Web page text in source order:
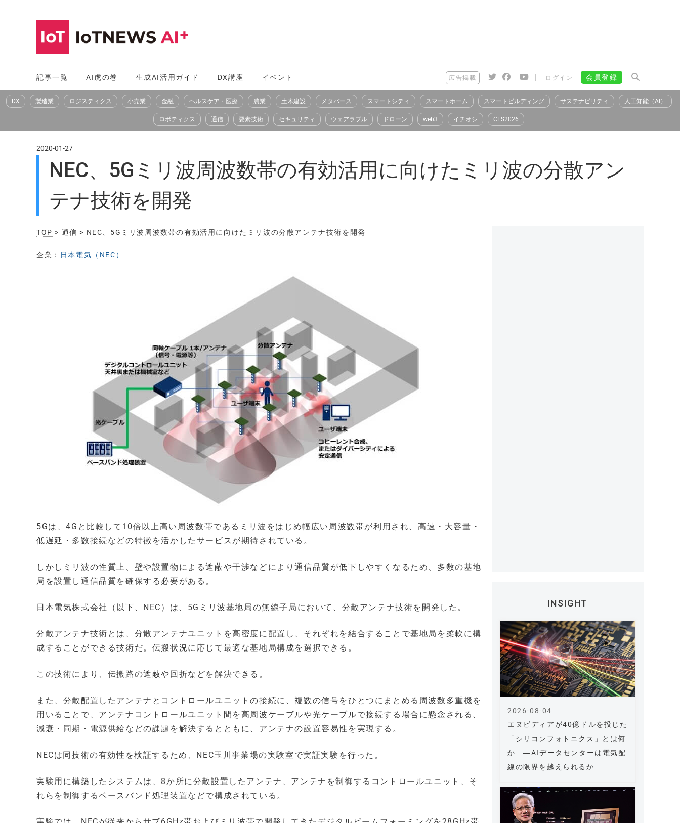
へ
ス
記事一覧 AI虎の巻 生成AI活用ガイド DX講座 イベント 広告掲載 | ログイン 会員登録
DX 製造業 ロジスティクス 小売業 金融 ヘルスケア・医療 農業 土木建設 メタバース スマートシティ スマートホーム スマートビルディング サステナビリティ 人工知能（AI）
ロボティクス 通信 要素技術 セキュリティ ウェアラブル ドローン web3 イチオシ CES2026
2020-01-27
NEC、5Gミリ波周波数帯の有効活用に向けたミリ波の分散アン
テナ技術を開発
TOP > 通信 > NEC、5Gミリ波周波数帯の有効活用に向けたミリ波の分散アンテナ技術を開発
企業： 日本電気（NEC）
5Gは、4Gと比較して10倍以上高い周波数帯であるミリ波をはじめ幅広い周波数帯が利用され、高速・大容量・
低遅延・多数接続などの特徴を活かしたサービスが期待されている。
しかしミリ波の性質上、壁や設置物による遮蔽や干渉などにより通信品質が低下しやすくなるため、多数の基地
局を設置し通信品質を確保する必要がある。
日本電気株式会社（以下、NEC）は、5Gミリ波基地局の無線子局において、分散アンテナ技術を開発した。
分散アンテナ技術とは、分散アンテナユニットを高密度に配置し、それぞれを結合することで基地局を柔軟に構
成することができる技術だ。伝搬状況に応じて最適な基地局構成を選択できる。
この技術により、伝搬路の遮蔽や回折などを解決できる。
また、分散配置したアンテナとコントロールユニットの接続に、複数の信号をひとつにまとめる周波数多重機を
用いることで、アンテナコントロールユニット間を高周波ケーブルや光ケーブルで接続する場合に懸念される、
減衰・同期・電源供給などの課題を解決するとともに、アンテナの設置容易性を実現する。
NECは同技術の有効性を検証するため、NEC玉川事業場の実験室で実証実験を行った。
実験用に構築したシステムは、8か所に分散設置したアンテナ、アンテナを制御するコントロールユニット、そ
れらを制御するベースバンド処理装置などで構成されている。
INSIGHT
エヌビディアが40億ドルを投じた
「シリコンフォトニクス」とは何
か ―AIデータセンターは電気配
線の限界を越えられるか
2026-08-04